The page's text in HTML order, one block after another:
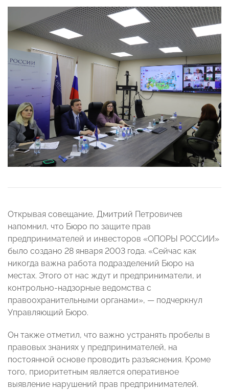
Открывая совещание, Дмитрий Петровичев
напомнил, что Бюро по защите прав
предпринимателей и инвесторов «ОПОРЫ РОССИИ»
было создано 28 января 2003 года. «Сейчас как
никогда важна работа подразделений Бюро на
местах. Этого от нас ждут и предприниматели, и
контрольно-надзорные ведомства с
правоохранительными органами», — подчеркнул
Управляющий Бюро.
Он также отметил, что важно устранять пробелы в
правовых знаниях у предпринимателей, на
постоянной основе проводить разъяснения. Кроме
того, приоритетным является оперативное
выявление нарушений прав предпринимателей.